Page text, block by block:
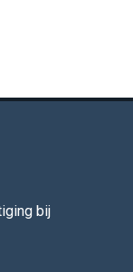
bij